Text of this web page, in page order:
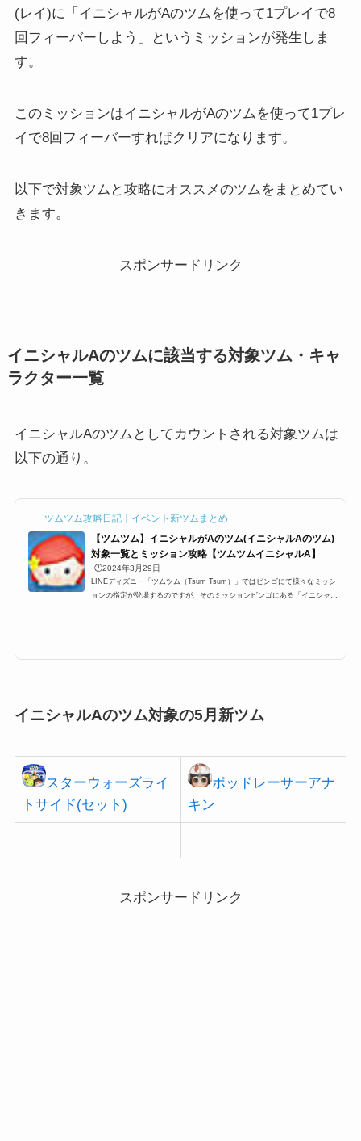
(レイ)に「イニシャルがAのツムを使って1プレイで8
回フィーバーしよう」というミッションが発生しま
す。
このミッションはイニシャルがAのツムを使って1プレ
イで8回フィーバーすればクリアになります。
以下で対象ツムと攻略にオススメのツムをまとめてい
きます。
スポンサードリンク
イニシャルAのツムに該当する対象ツム・キャ
ラクター一覧
イニシャルAのツムとしてカウントされる対象ツムは
以下の通り。
ツムツム攻略日記｜イベント新ツムまとめ
【ツムツム】イニシャルがAのツム(イニシャルAのツム)
対象一覧とミッション攻略【ツムツムイニシャルA】
🕒️2024年3月29日
LINEディズニー「ツムツム（Tsum Tsum）」ではビンゴにて様々なミッシ
ョンの指定が登場するのですが、そのミッションビンゴにある「イニシャル
イニシャルAのツム対象の5月新ツム
スターウォーズライ
トサイド(セット)
ポッドレーサーアナ
キン
スポンサードリンク